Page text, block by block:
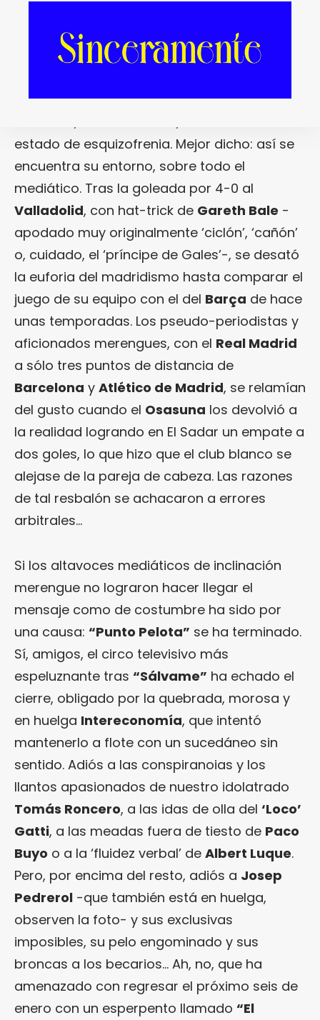
guiando a un conjunto que arrasa a
cualquier rival que se ponga delante, ya sea
enamora. Mientras tanto, el tercero en
estado de esquizofrenia. Mejor dicho: así se
encuentra su entorno, sobre todo el
mediático. Tras la goleada por 4-0 al
Valladolid, con hat-trick de Gareth Bale -
apodado muy originalmente ‘ciclón’, ‘cañón’
o, cuidado, el ‘príncipe de Gales’-, se desató
la euforia del madridismo hasta comparar el
juego de su equipo con el del Barça de hace
unas temporadas. Los pseudo-periodistas y
aficionados merengues, con el Real Madrid
a sólo tres puntos de distancia de
Barcelona y Atlético de Madrid, se relamían
del gusto cuando el Osasuna los devolvió a
la realidad logrando en El Sadar un empate a
dos goles, lo que hizo que el club blanco se
alejase de la pareja de cabeza. Las razones
de tal resbalón se achacaron a errores
arbitrales…
Si los altavoces mediáticos de inclinación
merengue no lograron hacer llegar el
mensaje como de costumbre ha sido por
una causa: “Punto Pelota” se ha terminado.
Sí, amigos, el circo televisivo más
espeluznante tras “Sálvame” ha echado el
cierre, obligado por la quebrada, morosa y
en huelga Intereconomía, que intentó
mantenerlo a flote con un sucedáneo sin
sentido. Adiós a las conspiranoias y los
llantos apasionados de nuestro idolatrado
Tomás Roncero, a las idas de olla del ‘Loco’
Gatti, a las meadas fuera de tiesto de Paco
Buyo o a la ‘fluidez verbal’ de Albert Luque.
Pero, por encima del resto, adiós a Josep
Pedrerol -que también está en huelga,
observen la foto- y sus exclusivas
imposibles, su pelo engominado y sus
broncas a los becarios… Ah, no, que ha
amenazado con regresar el próximo seis de
enero con un esperpento llamado “El